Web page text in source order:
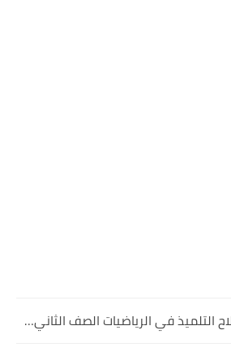
سلاح التلميذ في الرياضيات الصف الثاني الابتدائي الترم الاول pdf